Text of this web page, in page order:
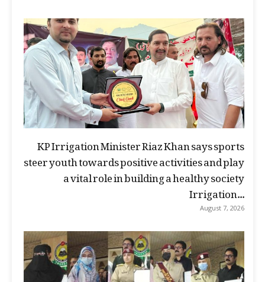
KP Irrigation Minister Riaz Khan says sports
steer youth towards positive activities and play
a vital role in building a healthy society
Irrigation...
August 7, 2026